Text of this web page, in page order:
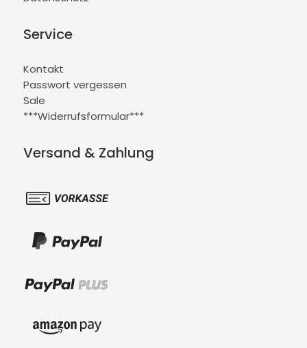
Service
Kontakt
Passwort vergessen
Sale
***Widerrufsformular***
Versand & Zahlung